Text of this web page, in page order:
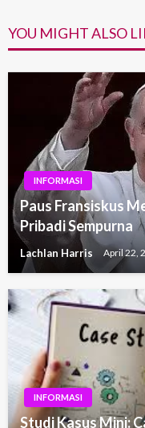
YOU MIGHT ALSO
INFORMASI
Paus Fransiskus
Pribadi Sempurna
Lachlan Harris April 22,
INFORMASI
Studi Kasus Mini: